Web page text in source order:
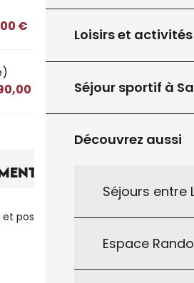
Loisirs et activités
Séjour sportif à
Découvrez aussi
Séjours entre
Espace
€
€
postaux